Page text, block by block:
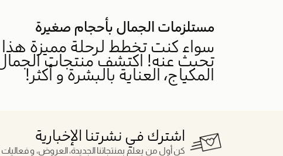
مستلزمات الجمال بأحجام صغيرة
سواء كنت تخطط لرحلة مميزة
تحبث عنه! اكتشف منتجات الجمال
المكياج، العناية بالبشرة و أكثر!
اشترك في نشرتنا الإخبارية
كن أول من يعلم بمنتجاتنا الجديدة، العروض، و فعاليات